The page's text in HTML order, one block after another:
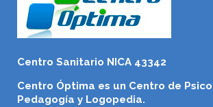
Centro Sanitario NICA 43342
Centro Óptima es un Centro de
Pedagogía y Logopedia.